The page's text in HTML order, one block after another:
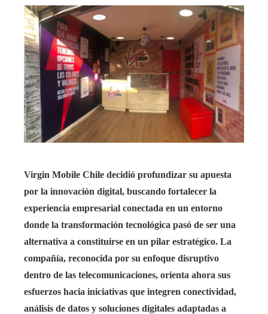
Virgin Mobile Chile decidió profundizar su apuesta
por la innovación digital, buscando fortalecer la
experiencia empresarial conectada en un entorno
donde la transformación tecnológica pasó de ser una
alternativa a constituirse en un pilar estratégico. La
compañía, reconocida por su enfoque disruptivo
dentro de las telecomunicaciones, orienta ahora sus
esfuerzos hacia iniciativas que integren conectividad,
análisis de datos y soluciones digitales adaptadas a